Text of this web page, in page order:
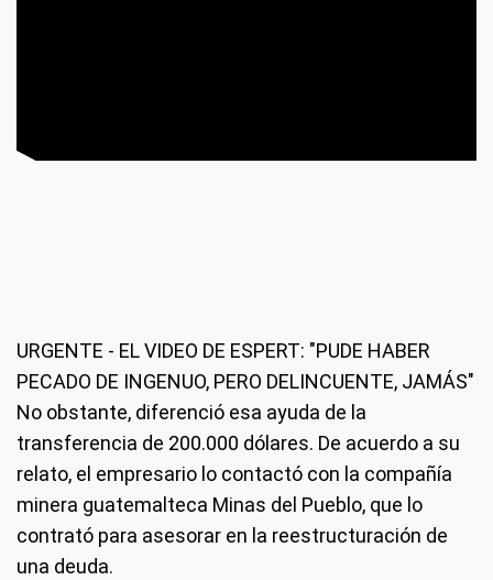
URGENTE - EL VIDEO DE ESPERT: "PUDE HABER
PECADO DE INGENUO, PERO DELINCUENTE, JAMÁS"
No obstante, diferenció esa ayuda de la
transferencia de 200.000 dólares. De acuerdo a su
relato, el empresario lo contactó con la compañía
minera guatemalteca Minas del Pueblo, que lo
contrató para asesorar en la reestructuración de
una deuda.